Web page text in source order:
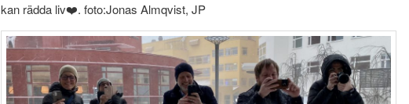
kan rädda liv❤️. foto:Jonas Almqvist, JP